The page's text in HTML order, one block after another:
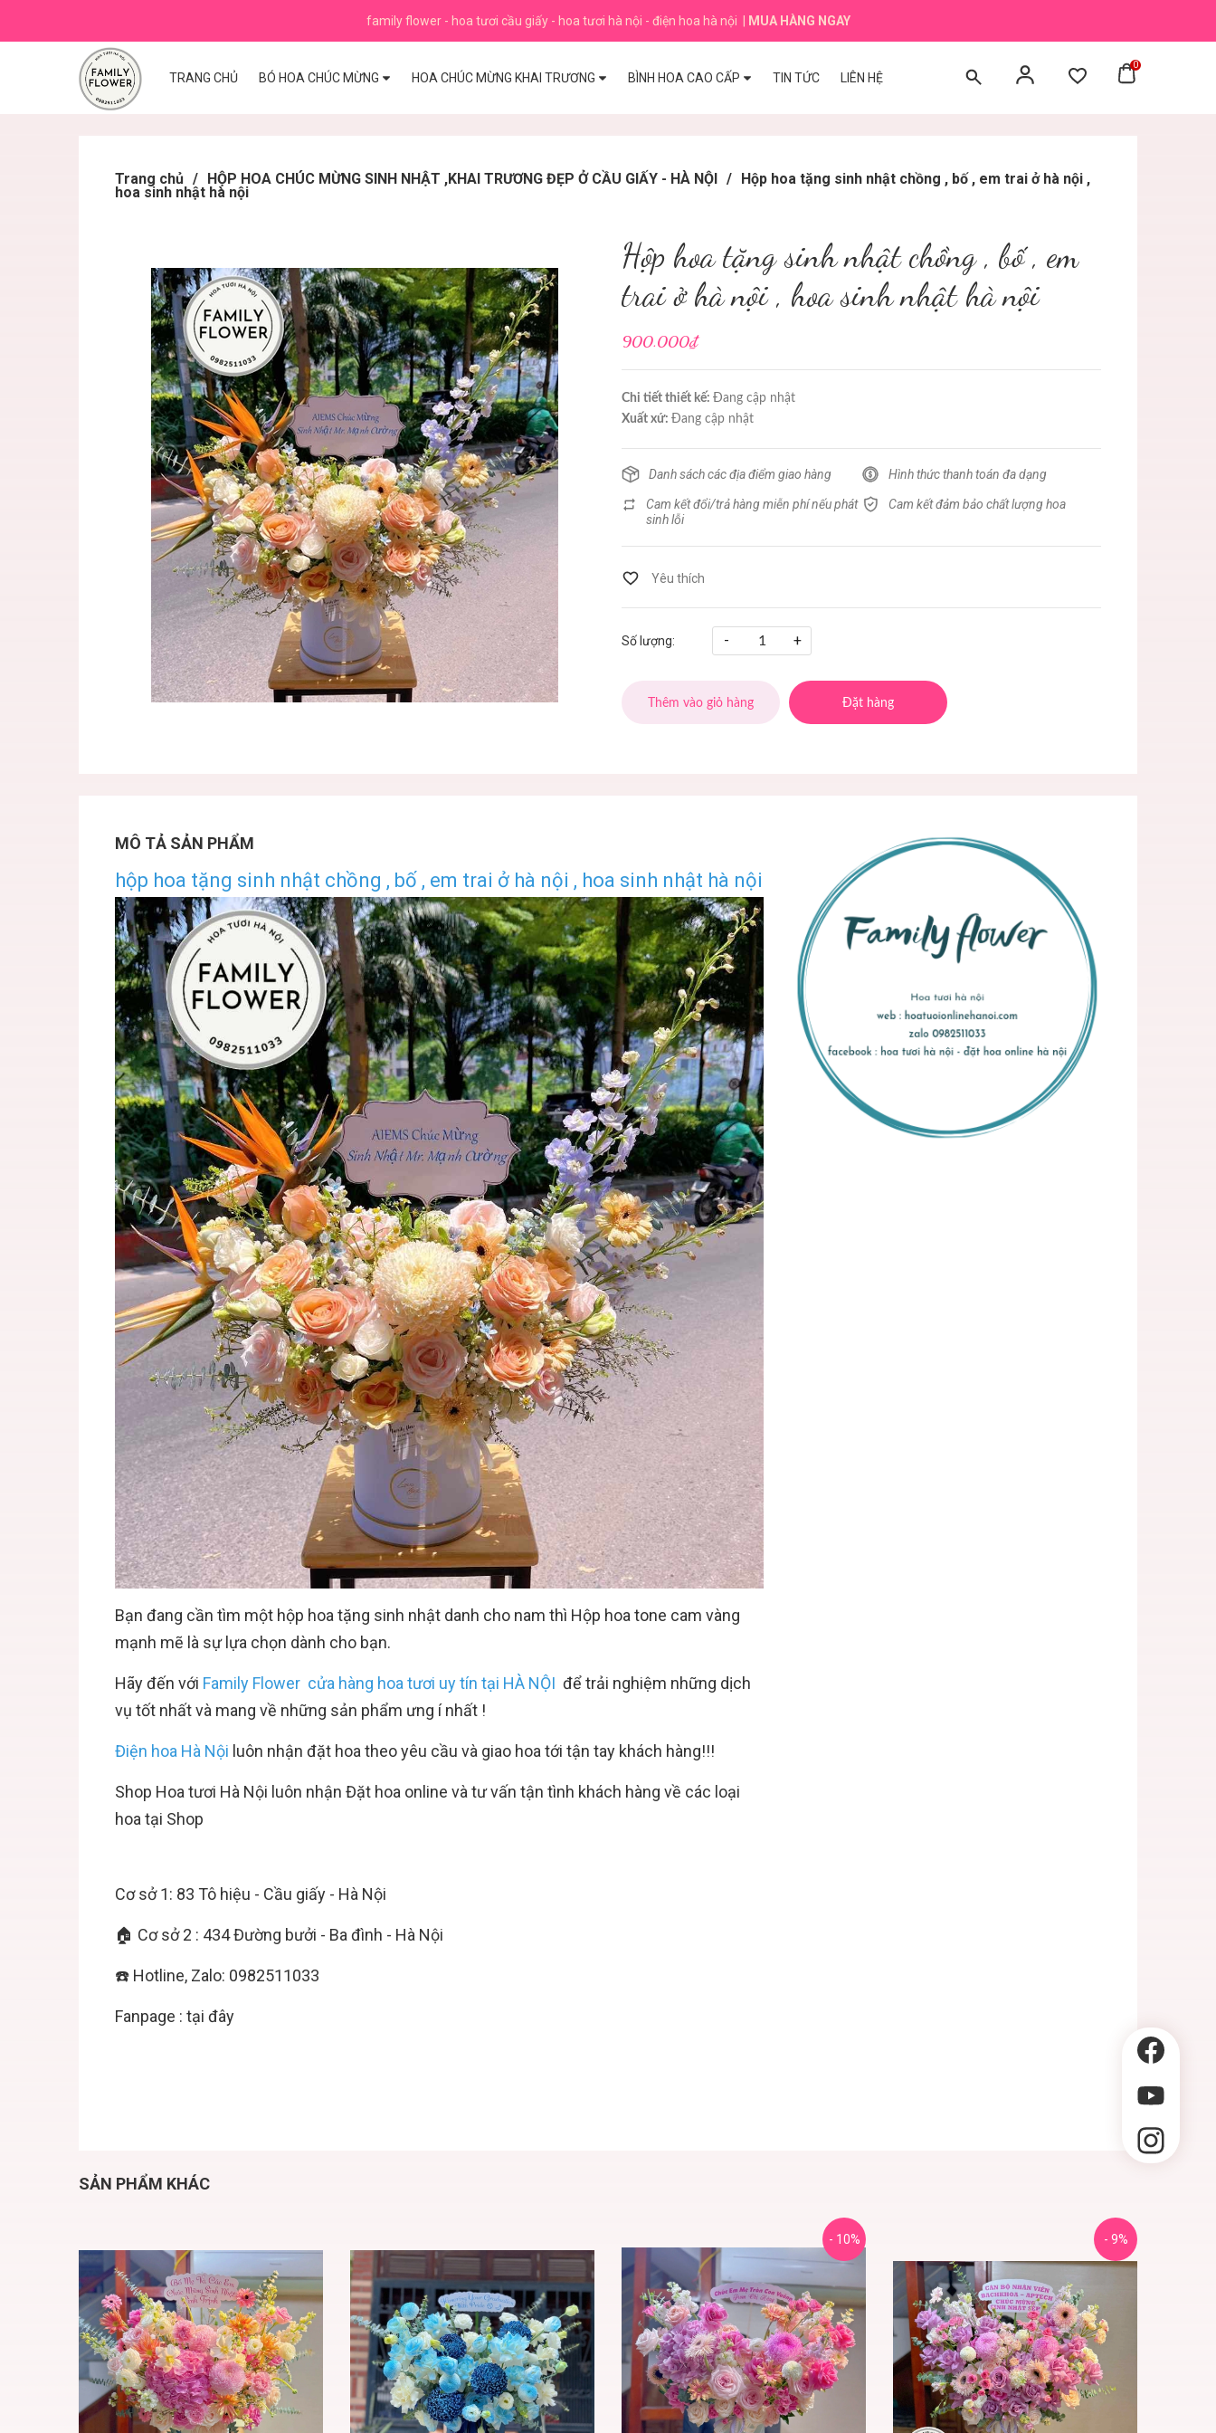
family flower - hoa tươi cầu giấy - hoa tươi hà nội - điện hoa hà nội MUA HÀNG NGAY
TRANG CHỦ BÓ HOA CHÚC MỪNG HOA CHÚC MỪNG KHAI TRƯƠNG BÌNH HOA CAO CẤP TIN TỨC LIÊN HỆ
0
Trang chủ / HỘP HOA CHÚC MỪNG SINH NHẬT ,KHAI TRƯƠNG ĐẸP Ở CẦU GIẤY - HÀ NỘI / Hộp hoa tặng sinh nhật chồng , bố , em trai ở hà nội ,
hoa sinh nhật hà nội
Hộp hoa tặng sinh nhật chồng , bố , em
trai ở hà nội , hoa sinh nhật hà nội
900.000₫
Chi tiết thiết kế: Đang cập nhật
Xuất xứ: Đang cập nhật
Danh sách các địa điểm giao hàng Hình thức thanh toán đa dạng
Cam kết đổi/trả hàng miễn phí nếu phát
sinh lỗi
Cam kết đảm bảo chất lượng hoa
Số lượng: - +
Thêm vào giỏ hàng Đặt hàng
MÔ TẢ SẢN PHẨM
hộp hoa tặng sinh nhật chồng , bố , em trai ở hà nội , hoa sinh nhật hà nội
Bạn đang cần tìm một hộp hoa tặng sinh nhật danh cho nam thì Hộp hoa tone cam vàng
mạnh mẽ là sự lựa chọn dành cho bạn.
Hãy đến với Family Flower cửa hàng hoa tươi uy tín tại HÀ NỘI để trải nghiệm những dịch
vụ tốt nhất và mang về những sản phẩm ưng í nhất !
Điện hoa Hà Nội luôn nhận đặt hoa theo yêu cầu và giao hoa tới tận tay khách hàng!!!
Shop Hoa tươi Hà Nội luôn nhận Đặt hoa online và tư vấn tận tình khách hàng về các loại
hoa tại Shop
Cơ sở 1: 83 Tô hiệu - Cầu giấy - Hà Nội
🏠 Cơ sở 2 : 434 Đường bưởi - Ba đình - Hà Nội
☎️ Hotline, Zalo: 0982511033
Fanpage : tại đây
SẢN PHẨM KHÁC
- 10% - 9%